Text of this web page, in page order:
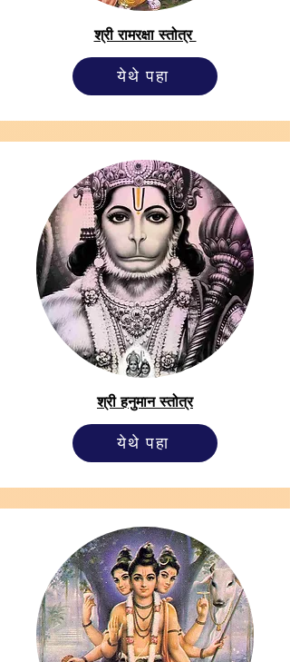
श्री रामरक्षा स्तोत्र
येथे पहा
श्री हनुमान स्तोत्र
येथे पहा